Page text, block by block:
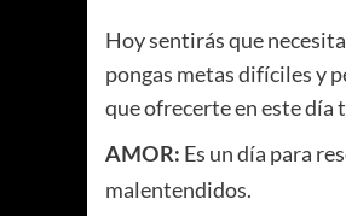
Hoy sentirás que
pongas metas difíciles y
que ofrecerte en este día
AMOR: Es un día para
malentendidos.